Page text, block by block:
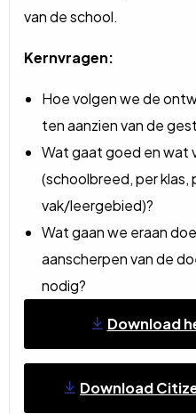
van de school.
Kernvragen:
Hoe volgen we de
ten aanzien van de
Wat gaat goed en wat
(schoolbreed, per klas,
vak/leergebied)?
Wat gaan we eraan
aanscherpen van de
nodig?
Download
Download